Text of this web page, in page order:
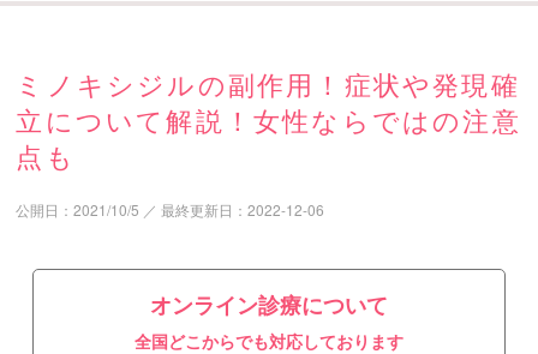
ミノキシジルの副作用！症状や発現確
立について解説！女性ならではの注意
点も
公開日：2021/10/5 ／最終更新日：2022-12-06
オンライン診療について
全国どこからでも対応しております